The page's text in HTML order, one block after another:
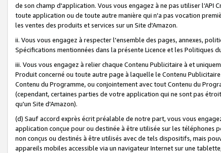
de son champ d'application. Vous vous engagez à ne pas utiliser l’API
toute application ou de toute autre manière qui n'a pas vocation
les ventes des produits et services sur un Site d'Amazon.
ii. Vous vous engagez à respecter l'ensemble des pages, annexes,
Spécifications mentionnées dans la présente Licence et les Politiques
iii. Vous vous engagez à relier chaque Contenu Publicitaire à et
Produit concerné ou toute autre page à laquelle le Contenu
Contenu du Programme, ou conjointement avec tout Contenu du
(cependant, certaines parties de votre application qui ne sont pas
qu'un Site d'Amazon).
(d) Sauf accord exprès écrit préalable de notre part, vous vous
application conçue pour ou destinée à être utilisée sur les téléphones
non conçus ou destinés à être utilisés avec de tels dispositifs, mais
appareils mobiles accessible via un navigateur Internet sur une